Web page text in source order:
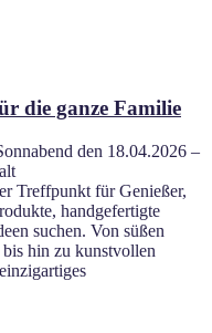
die ganze Familie
den 18.04.2026 –
Treffpunkt für Genießer,
handgefertigte
suchen. Von süßen
hin zu kunstvollen